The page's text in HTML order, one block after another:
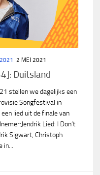
2 MEI 2021
Duitsland
stellen we dagelijks een
Songfestival in
lied uit de finale van
Lied: I Don’t
Sigwart, Christoph
in...